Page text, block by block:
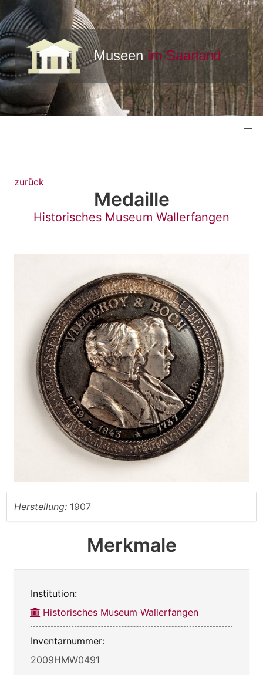
zurück
Medaille
Historisches Museum Wallerfangen
Herstellung: 1907
Merkmale
Institution:
Historisches Museum Wallerfangen
Inventarnummer:
2009HMW0491